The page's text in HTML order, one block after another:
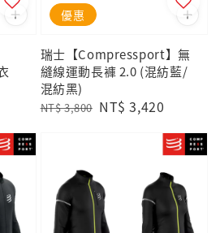
優惠
瑞士【Compressport】無
縫線運動長褲 2.0 (混紡藍/
混紡黑)
Regular
NT$ 3,800 Sale
NT$ 3,420